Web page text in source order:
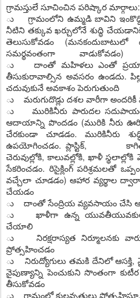
గ్రామస్తులే సూచించిన పరిష్కార మార్గాలు:
ు గ్రామంలోని ఉమ్మడి బావిని
నీటిని తక్కువ ఖర్చులోనే శుద్ధి
తెలుసుకోవడం (మనకందుబాటులో
సమర్థవంతంగా వాడుకోవడం)
ు దాంతో మహిళలు ఎంతో
తీసుకురావాల్సిన అవసరం
చదువుకునే అవకాశం పెరుగుతుంది
ు మరుగుదొడ్లు దశల వారీగా అందరికీ
ు మురికినీరు పారుదల
ఆదాయాన్ని పొందడం (మురికి నీరు
చేరకుండా చూడడం. మురికినీరు
ఉపయోగించడం. ప్లాస్టిక్‌, కాగితం,
చెరువుల్లోకి, కాలువల్లోకి, ఖాళీ
సేకరించడం. రిసైక్లింగ్‌ పరిశ్రమలతో
వచ్చేలా చూడడం) ఆహార వ్యర్థాల
చేయడం
ు దాంతో సేంద్రియ వ్యవసాయం చేసి
ు ఖాళీగా ఉన్న యువతీయువకులు
చేయాలి
ు నిరక్షరాస్యత నిర్మూలనకు వారు
ప్రోత్సహించడం
ు నిరుద్యోగులు తమకి దేనిలో ఆసక్తి,
నైపుణ్యాన్ని పెంచుకుని సొంతంగా
తీసుకోవడం
ు గ్రామంలో కులవృత్తులు